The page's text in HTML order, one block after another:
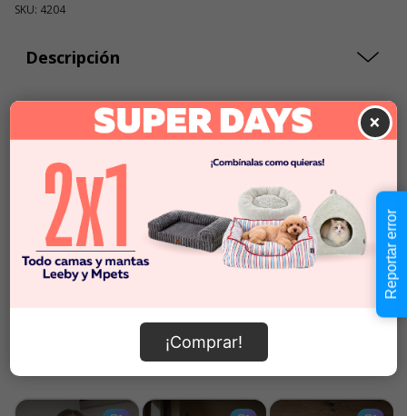
SKU: 4204
Descripción
Cantidad:
En Stock
Añadir al carrito
Información de envío
×
¡Comprar!
Reportar error